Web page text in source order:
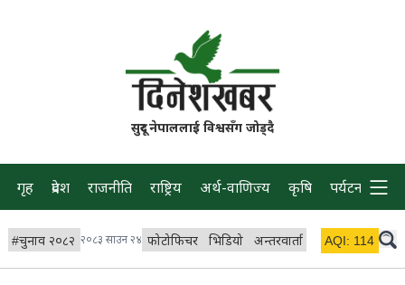
सुदूर नेपाललाई विश्वसँग जोड्दै
गृह प्रदेश राजनीति राष्ट्रिय अर्थ-वाणिज्य कृषि पर्यटन प्रवास
#चुनाव २०८२ २०८३ साउन २४ फोटोफिचर भिडियो अन्तरवार्ता विचार/ब्लग
AQI: 114